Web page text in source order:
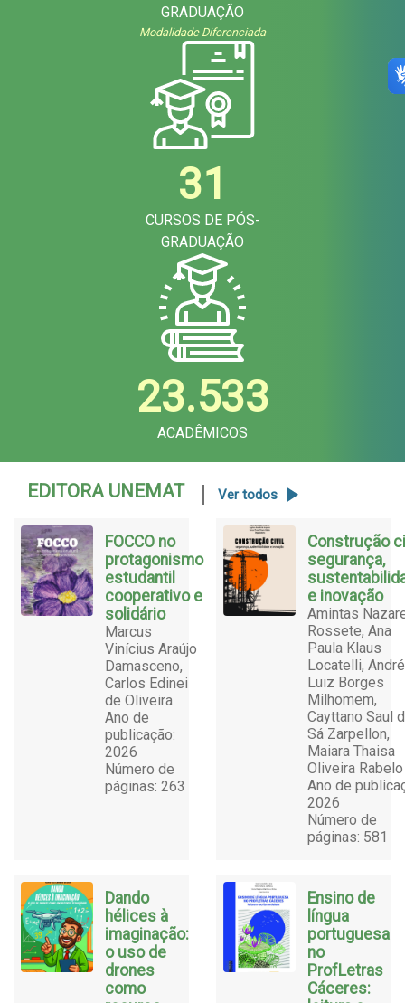
GRADUAÇÃO
Modalidade Diferenciada
31
CURSOS DE PÓS-
GRADUAÇÃO
23.533
ACADÊMICOS
EDITORA UNEMAT Ver todos
FOCCO no
protagonismo
estudantil
cooperativo e
solidário
Marcus
Vinícius Araújo
Damasceno,
Carlos Edinei
de Oliveira
Ano de
publicação:
2026
Número de
páginas: 263
Construção
segurança,
e inovação
Amintas
Rossete, Ana
Paula Klaus
Locatelli, André
Luiz Borges
Milhomem,
Cayttano Saul
Sá Zarpellon,
Maiara Thaisa
Oliveira Rabelo
Ano de
2026
Número de
páginas: 581
Dando
hélices à
imaginação:
o uso de
drones
como
Ensino de
língua
portuguesa
no
ProfLetras
Cáceres: